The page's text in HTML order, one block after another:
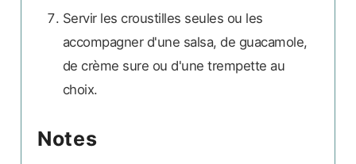
Servir les croustilles seules ou les
accompagner d'une salsa, de guacamole,
de crème sure ou d'une trempette au
choix.
Notes